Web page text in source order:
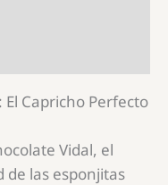
Capricho Perfecto
Vidal, el
de las esponjitas